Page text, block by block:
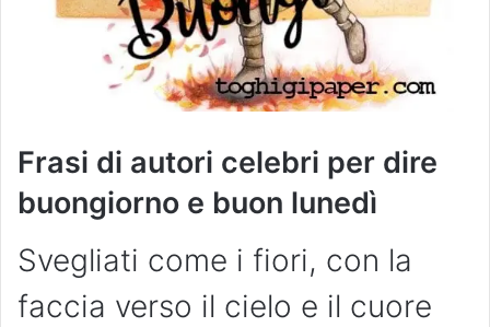
Frasi di autori celebri per dire
buongiorno e buon lunedì
Svegliati come i fiori, con la
faccia verso il cielo e il cuore